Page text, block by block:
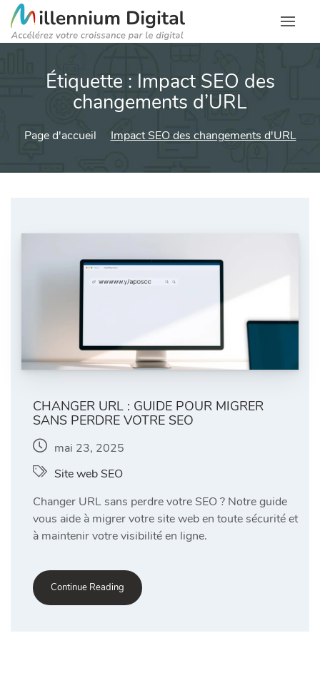
Étiquette : Impact SEO des
changements d’URL
Page d'accueil Impact SEO des changements d'URL
CHANGER URL : GUIDE POUR MIGRER
SANS PERDRE VOTRE SEO
mai 23, 2025
Site web SEO
Changer URL sans perdre votre SEO ? Notre guide
vous aide à migrer votre site web en toute sécurité et
à maintenir votre visibilité en ligne.
Continue Reading